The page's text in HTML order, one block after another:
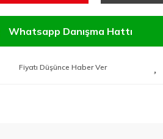
Whatsapp Danışma Hattı
Fiyatı Düşünce Haber Ver